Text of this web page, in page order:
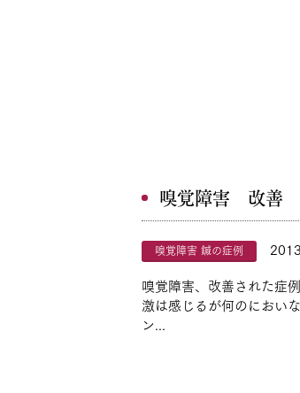
嗅覚障害 改善
嗅覚障害 鍼の症例
嗅覚障害、改善された症
激は感じるが何のにおい
ン...